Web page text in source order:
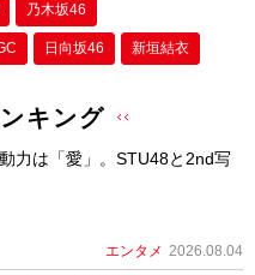
乃木坂46
日向坂46 新垣結衣
キング
力は「愛」。STU48と2nd写
エンタメ 2026.08.04